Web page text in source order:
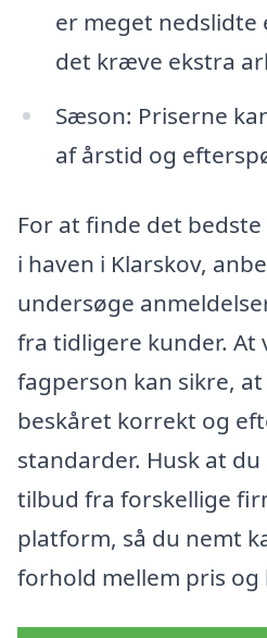
er meget nedslidte
det kræve ekstra
Sæson: Priserne
af årstid og
For at finde det
i haven i Klarskov,
undersøge
fra tidligere kunder.
fagperson kan sikre,
beskåret korrekt og
standarder. Husk at
tilbud fra forskellige
platform, så du nemt
forhold mellem pris og